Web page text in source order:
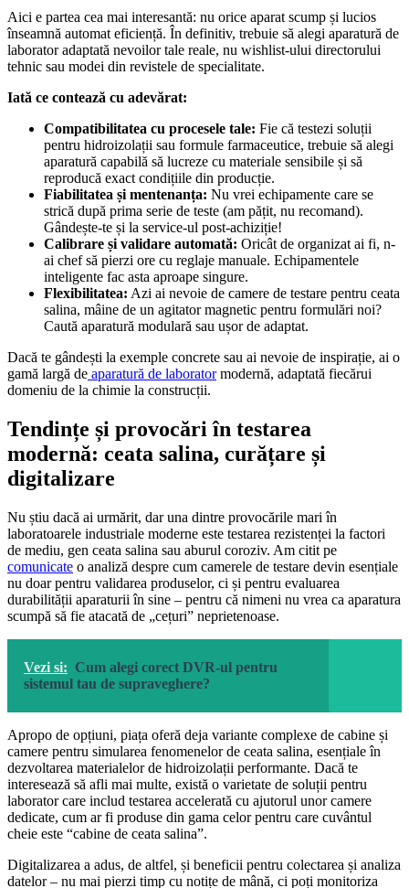
Aici e partea cea mai interesantă: nu orice aparat scump și lucios
înseamnă automat eficiență. În definitiv, trebuie să alegi aparatură de
laborator adaptată nevoilor tale reale, nu wishlist-ului directorului
tehnic sau modei din revistele de specialitate.
Iată ce contează cu adevărat:
Compatibilitatea cu procesele tale: Fie că testezi soluții
pentru hidroizolații sau formule farmaceutice, trebuie să alegi
aparatură capabilă să lucreze cu materiale sensibile și să
reproducă exact condițiile din producție.
Fiabilitatea și mentenanța: Nu vrei echipamente care se
strică după prima serie de teste (am pățit, nu recomand).
Gândește-te și la service-ul post-achiziție!
Calibrare și validare automată: Oricât de organizat ai fi, n-
ai chef să pierzi ore cu reglaje manuale. Echipamentele
inteligente fac asta aproape singure.
Flexibilitatea: Azi ai nevoie de camere de testare pentru ceata
salina, mâine de un agitator magnetic pentru formulări noi?
Caută aparatură modulară sau ușor de adaptat.
Dacă te gândești la exemple concrete sau ai nevoie de inspirație, ai o
gamă largă de aparatură de laboratormodernă, adaptată fiecărui
domeniu de la chimie la construcții.
Tendințe și provocări în testarea
modernă: ceata salina, curățare și
digitalizare
Nu știu dacă ai urmărit, dar una dintre provocările mari în
laboratoarele industriale moderne este testarea rezistenței la factori
de mediu, gen ceata salina sau aburul coroziv. Am citit pe
comunicate o analiză despre cum camerele de testare devin esențiale
nu doar pentru validarea produselor, ci și pentru evaluarea
durabilității aparaturii în sine – pentru că nimeni nu vrea ca aparatura
scumpă să fie atacată de „cețuri” neprietenoase.
Vezi si: Cum alegi corect DVR-ul pentru
sistemul tau de supraveghere?
Apropo de opțiuni, piața oferă deja variante complexe de cabine și
camere pentru simularea fenomenelor de ceata salina, esențiale în
dezvoltarea materialelor de hidroizolații performante. Dacă te
interesează să afli mai multe, există o varietate de soluții pentru
laborator care includ testarea accelerată cu ajutorul unor camere
dedicate, cum ar fi produse din gama celor pentru care cuvântul
cheie este “cabine de ceata salina”.
Digitalizarea a adus, de altfel, și beneficii pentru colectarea și analiza
datelor – nu mai pierzi timp cu notițe de mână, ci poți monitoriza